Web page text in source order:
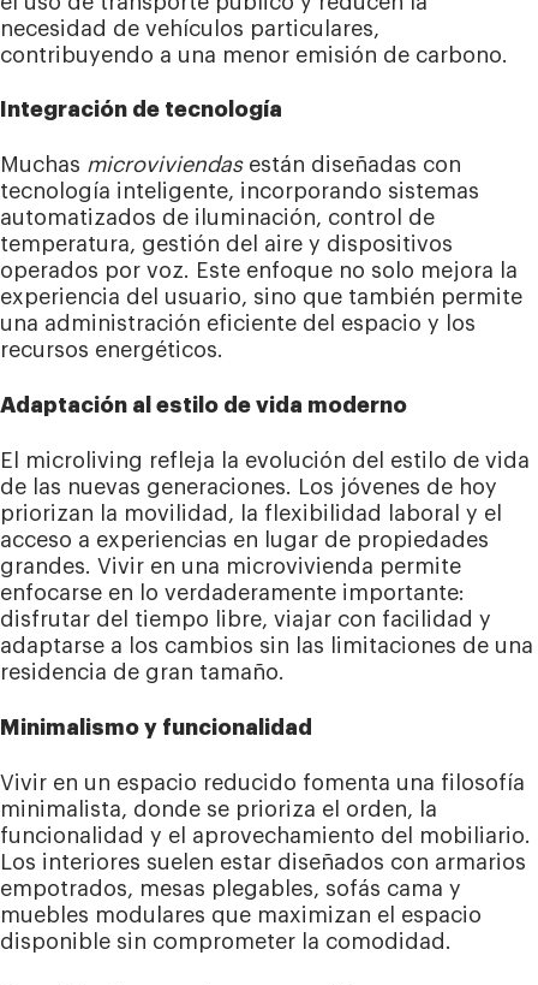
necesidad de vehículos particulares,
contribuyendo a una menor emisión de carbono.
Integración de tecnología
Muchas microviviendasestán diseñadas con
tecnología inteligente, incorporando sistemas
automatizados de iluminación, control de
temperatura, gestión del aire y dispositivos
operados por voz. Este enfoque no solo mejora la
experiencia del usuario, sino que también permite
una administración eficiente del espacio y los
recursos energéticos.
Adaptación al estilo de vida moderno
El microliving refleja la evolución del estilo de vida
de las nuevas generaciones. Los jóvenes de hoy
priorizan la movilidad, la flexibilidad laboral y el
acceso a experiencias en lugar de propiedades
grandes. Vivir en una microvivienda permite
enfocarse en lo verdaderamente importante:
disfrutar del tiempo libre, viajar con facilidad y
adaptarse a los cambios sin las limitaciones de una
residencia de gran tamaño.
Minimalismo y funcionalidad
Vivir en un espacio reducido fomenta una filosofía
minimalista, donde se prioriza el orden, la
funcionalidad y el aprovechamiento del mobiliario.
Los interiores suelen estar diseñados con armarios
empotrados, mesas plegables, sofás cama y
muebles modulares que maximizan el espacio
disponible sin comprometer la comodidad.